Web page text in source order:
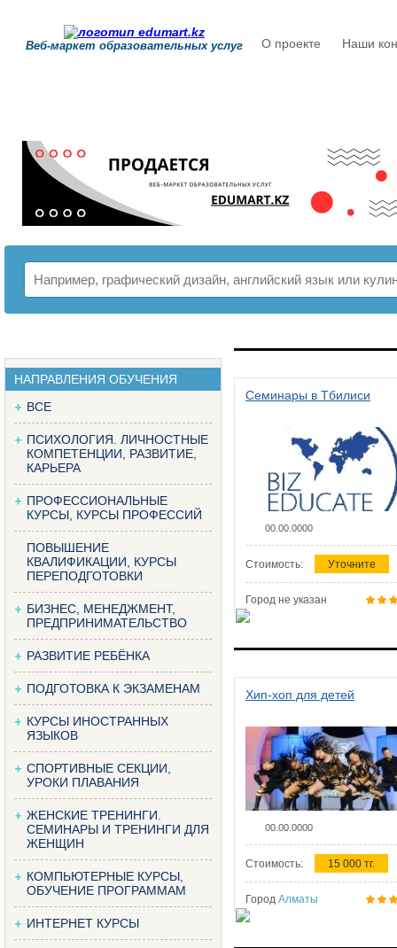
Веб-маркет образовательных услуг О проекте Наши
НАПРАВЛЕНИЯ ОБУЧЕНИЯ
ВСЕ
ПСИХОЛОГИЯ. ЛИЧНОСТНЫЕ
КОМПЕТЕНЦИИ, РАЗВИТИЕ,
КАРЬЕРА
ПРОФЕССИОНАЛЬНЫЕ
КУРСЫ, КУРСЫ ПРОФЕССИЙ
ПОВЫШЕНИЕ
КВАЛИФИКАЦИИ, КУРСЫ
ПЕРЕПОДГОТОВКИ
БИЗНЕС, МЕНЕДЖМЕНТ,
ПРЕДПРИНИМАТЕЛЬСТВО
РАЗВИТИЕ РЕБЁНКА
ПОДГОТОВКА К ЭКЗАМЕНАМ
КУРСЫ ИНОСТРАННЫХ
ЯЗЫКОВ
СПОРТИВНЫЕ СЕКЦИИ,
УРОКИ ПЛАВАНИЯ
ЖЕНСКИЕ ТРЕНИНГИ.
СЕМИНАРЫ И ТРЕНИНГИ ДЛЯ
ЖЕНЩИН
КОМПЬЮТЕРНЫЕ КУРСЫ,
ОБУЧЕНИЕ ПРОГРАММАМ
ИНТЕРНЕТ КУРСЫ
Семинары в Тбилиси
00.00.0000
Стоимость: Уточните
Город не указан
Хип-хоп для детей
00.00.0000
Стоимость: 15 000 тг.
Город Алматы